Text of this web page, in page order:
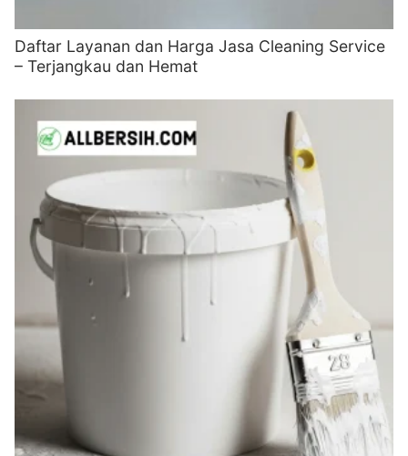
Daftar Layanan dan Harga Jasa Cleaning Service
– Terjangkau dan Hemat